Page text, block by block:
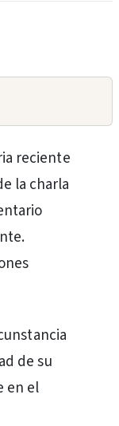
reciente
la charla
de su
en el